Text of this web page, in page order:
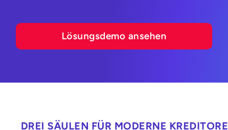
Lösungsdemo ansehen
DREI SÄULEN FÜR MODERNE